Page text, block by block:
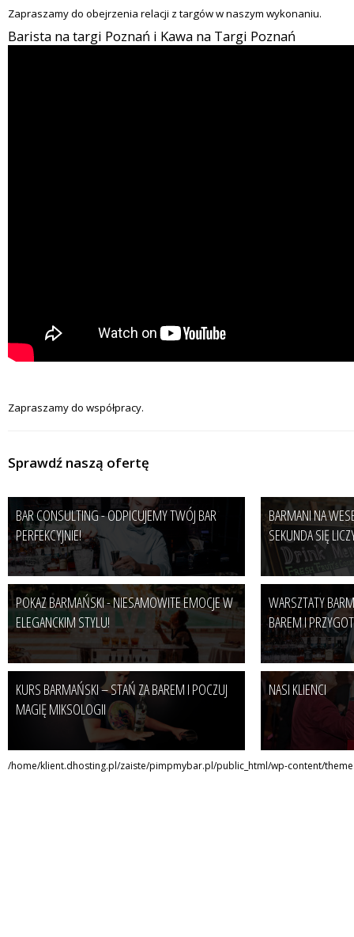
Zapraszamy do obejrzenia relacji z targów w naszym wykonaniu.
Barista na targi Poznań i Kawa na Targi Poznań
Zapraszamy do współpracy.
Sprawdź naszą ofertę
BAR CONSULTING - ODPICUJEMY TWÓJ BAR
PERFEKCYJNIE!
BARMANI NA
SEKUNDA SIĘ
POKAZ BARMAŃSKI - NIESAMOWITE EMOCJE W
ELEGANCKIM STYLU!
WARSZTATY
BAREM I
KURS BARMAŃSKI – STAŃ ZA BAREM I POCZUJ
MAGIĘ MIKSOLOGII
NASI KLIENCI
/home/klient.dhosting.pl/zaiste/pimpmybar.pl/public_html/wp-content/